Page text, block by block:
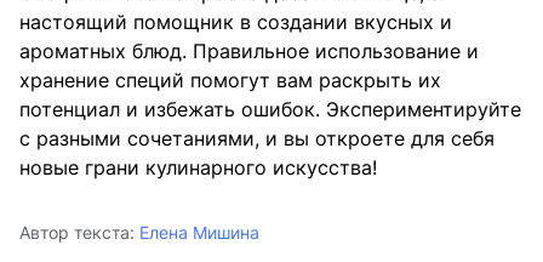
настоящий помощник в создании вкусных и
ароматных блюд. Правильное использование и
хранение специй помогут вам раскрыть их
потенциал и избежать ошибок. Экспериментируйте
с разными сочетаниями, и вы откроете для себя
новые грани кулинарного искусства!
Автор текста: Елена Мишина